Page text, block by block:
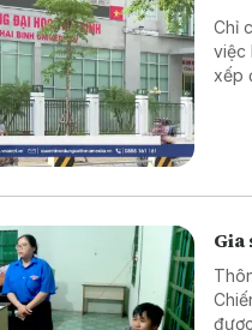
Chỉ
việc
xếp
Gia